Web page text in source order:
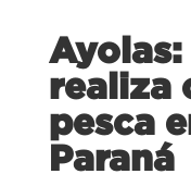
Ayolas:
realiza
pesca
Paraná